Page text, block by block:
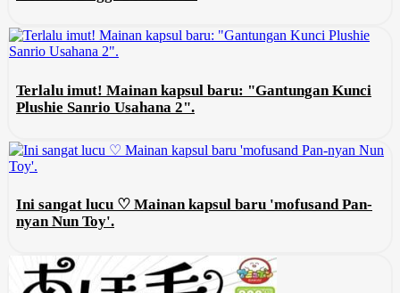
Terlalu imut! Mainan kapsul baru: "Gantungan Kunci
Plushie Sanrio Usahana 2".
Ini sangat lucu ♡ Mainan kapsul baru 'mofusand Pan-
nyan Nun Toy'.